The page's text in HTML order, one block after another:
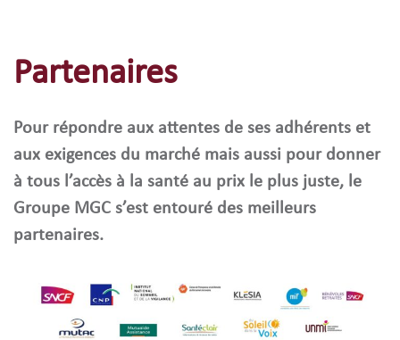
Partenaires
Pour répondre aux attentes de ses adhérents et
aux exigences du marché mais aussi pour donner
à tous l’accès à la santé au prix le plus juste, le
Groupe MGC s’est entouré des meilleurs
partenaires.